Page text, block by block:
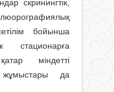
скринингтiк,
бойынша
стационарға
мiндеттi
жұмыстары да